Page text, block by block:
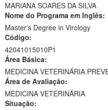
Ministério da Educação
Ministério da Cidadania
Ministério da Saúde
Ministério de Minas e Energia
Ministério da Ciência, Tecnologia,
Ministério do Meio Ambiente
MARIANA SOARES DA SILVA
Nome do Programa em Inglês:
Master's Degree in Virology
Código:
42041015010P1
Área Básica:
MEDICINA VETERINÁRIA
Área de Avaliação:
MEDICINA VETERINÁRIA
Situação: